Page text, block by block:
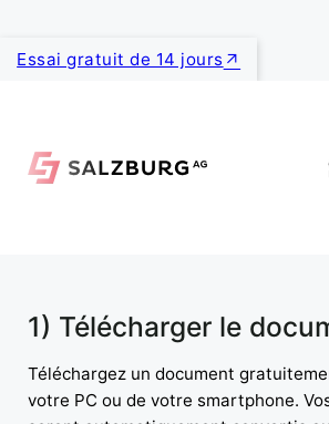
Essai gratuit de 14 jours
1) Télécharger le
Téléchargez un document
votre PC ou de votre smartphone.